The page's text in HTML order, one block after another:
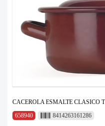
CACEROLA ESMALTE CLASICO
658940
8414263161286